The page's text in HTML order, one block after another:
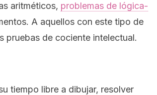
aritméticos, problemas de lógica-
A aquellos con este tipo de
pruebas de cociente intelectual.
tiempo libre a dibujar, resolver